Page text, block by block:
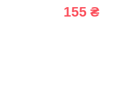
155 ₴